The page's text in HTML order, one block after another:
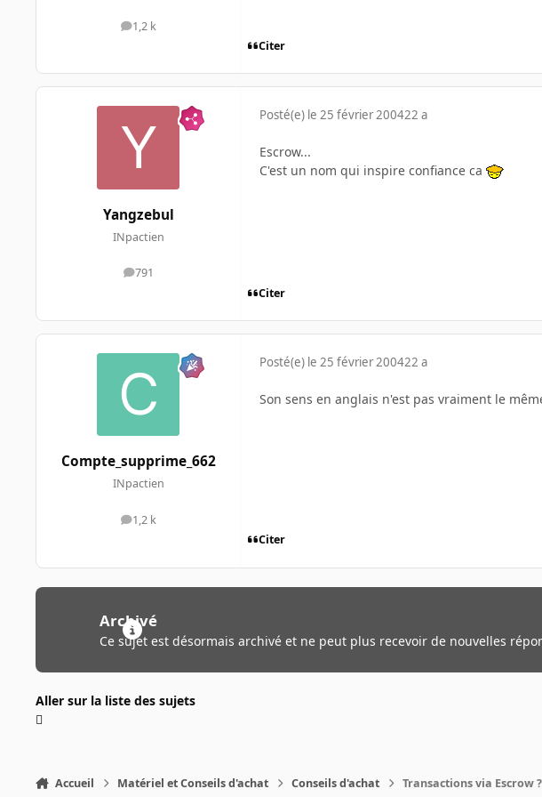
1,2 k
messages
Citer
Yangzebul
INpactien
791
messages
Posté(e) le 25 février 200422 a
Escrow...
C'est un nom qui inspire confiance ca
Citer
Compte_supprime_662
INpactien
1,2 k
messages
Posté(e) le 25 février 200422 a
Son sens en anglais n'est pas vraiment le
Citer
Archivé
Ce sujet est désormais archivé et ne peut plus recevoir de nouvelles
Aller sur la liste des sujets
Accueil Matériel et Conseils d'achat Conseils d'achat Transactions via Escrow ?